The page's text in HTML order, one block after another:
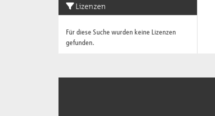
Lizenzen
Für diese Suche wurden keine Lizenzen
gefunden.